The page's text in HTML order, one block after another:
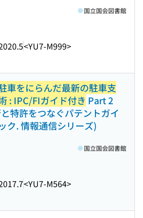
<YU7-M999>
国立国会図書館
車をにらんだ最新の駐車支
: IPC/FIガイド付き Part 2
特許をつなぐパテントガイ
ク. 情報通信シリーズ)
<YU7-M564>
国立国会図書館